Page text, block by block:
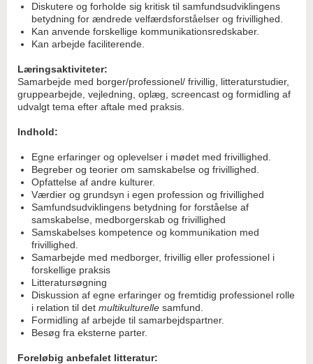
Diskutere og forholde sig kritisk til samfundsudviklingens
betydning for ændrede velfærdsforståelser og frivillighed.
Kan anvende forskellige kommunikationsredskaber.
Kan arbejde faciliterende.
Læringsaktiviteter:
Samarbejde med borger/professionel/ frivillig, litteraturstudier,
gruppearbejde, vejledning, oplæg, screencast og formidling af
udvalgt tema efter aftale med praksis.
Indhold:
Egne erfaringer og oplevelser i mødet med frivillighed.
Begreber og teorier om samskabelse og frivillighed.
Opfattelse af andre kulturer.
Værdier og grundsyn i egen profession og frivillighed
Samfundsudviklingens betydning for forståelse af
samskabelse, medborgerskab og frivillighed
Samskabelses kompetence og kommunikation med
frivillighed.
Samarbejde med medborger, frivillig eller professionel i
forskellige praksis
Litteratursøgning
Diskussion af egne erfaringer og fremtidig professionel rolle
i relation til det multikulturelle samfund.
Formidling af arbejde til samarbejdspartner.
Besøg fra eksterne parter.
Foreløbig anbefalet litteratur: